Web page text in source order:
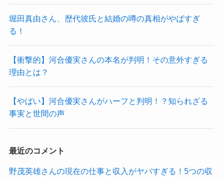
堀田真由さん、歴代彼氏と結婚の噂の真相がやばすぎ
る！
【衝撃的】河合優実さんの本名が判明！その意外すぎる
理由とは？
【やばい】河合優実さんがハーフと判明！？知られざる
事実と世間の声
最近のコメント
野茂英雄さんの現在の仕事と収入がヤバすぎる！5つの収